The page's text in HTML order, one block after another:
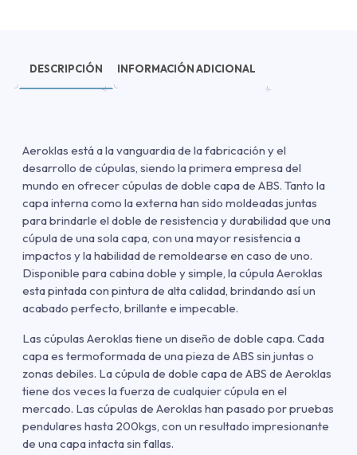
DESCRIPCIÓN INFORMACIÓN ADICIONAL
Aeroklas está a la vanguardia de la fabricación y el
desarrollo de cúpulas, siendo la primera empresa del
mundo en ofrecer cúpulas de doble capa de ABS. Tanto la
capa interna como la externa han sido moldeadas juntas
para brindarle el doble de resistencia y durabilidad que una
cúpula de una sola capa, con una mayor resistencia a
impactos y la habilidad de remoldearse en caso de uno.
Disponible para cabina doble y simple, la cúpula Aeroklas
esta pintada con pintura de alta calidad, brindando así un
acabado perfecto, brillante e impecable.
Las cúpulas Aeroklas tiene un diseño de doble capa. Cada
capa es termoformada de una pieza de ABS sin juntas o
zonas debiles. La cúpula de doble capa de ABS de Aeroklas
tiene dos veces la fuerza de cualquier cúpula en el
mercado. Las cúpulas de Aeroklas han pasado por pruebas
pendulares hasta 200kgs, con un resultado impresionante
de una capa intacta sin fallas.